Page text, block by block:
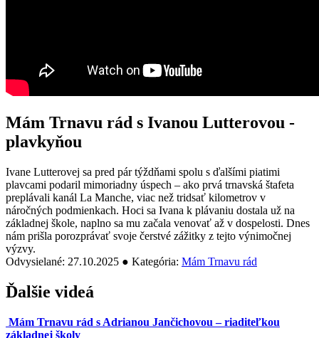
Mám Trnavu rád s Ivanou Lutterovou -
plavkyňou
Ivane Lutterovej sa pred pár týždňami spolu s ďalšími piatimi
plavcami podaril mimoriadny úspech – ako prvá trnavská štafeta
preplávali kanál La Manche, viac než tridsať kilometrov v
náročných podmienkach. Hoci sa Ivana k plávaniu dostala už na
základnej škole, naplno sa mu začala venovať až v dospelosti. Dnes
nám prišla porozprávať svoje čerstvé zážitky z tejto výnimočnej
výzvy.
Odvysielané: 27.10.2025 ● Kategória: Mám Trnavu rád
Ďalšie videá
Mám Trnavu rád s Adrianou Jančichovou – riaditeľkou
základnej školy